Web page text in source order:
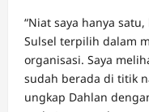
“Niat saya hanya
Sulsel terpilih dalam
organisasi. Saya
sudah berada di titik
ungkap Dahlan